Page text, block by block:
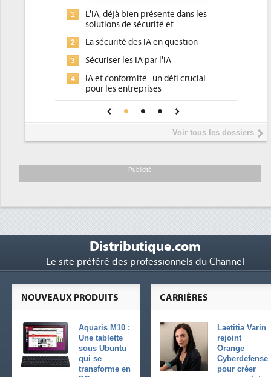
L'IA, déjà bien présente dans les
solutions de sécurité et...
La sécurité des IA en question
Sécuriser les IA par l'IA
IA et conformité : un défi crucial
pour les entreprises
Une IA de confiance pour une IA
Voir tous les dossiers
Publicité
Distributique.com
Le site préféré des professionnels du Channel
CARRIÈRES
Laetitia Varin
rejoint
Orange
Cyberdefense
pour créer
NOUVEAUX PRODUITS
Aquaris M10 :
Une tablette
sous Ubuntu
qui se
transforme en